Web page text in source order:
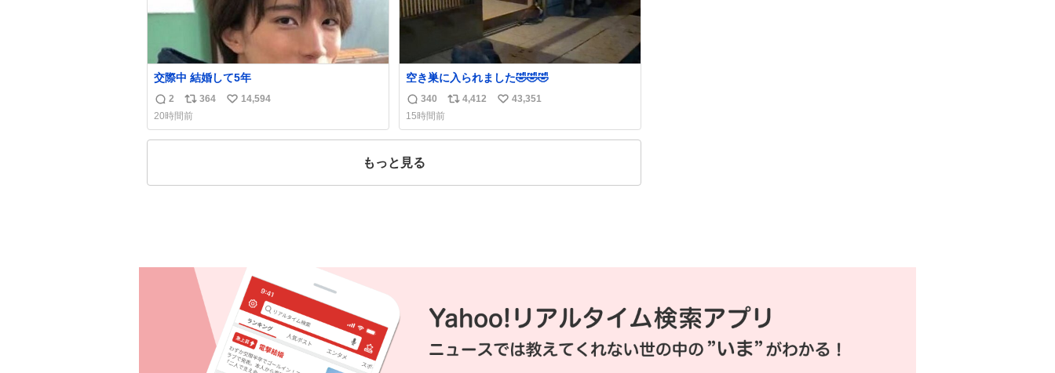
交際中 結婚して5年
返
信
数
2
リ
ポ
ス
364
い
ね
14,594
20時間前
空き巣に入られました🤣🤣🤣
返
信
数
340
リ
ス
4,412
い
ね
43,351
15時間前
もっと見る